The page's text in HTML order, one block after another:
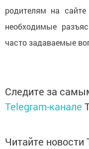
родителям на
необходимые
часто задаваемые
Следите за
Telegram-канале
Читайте новости